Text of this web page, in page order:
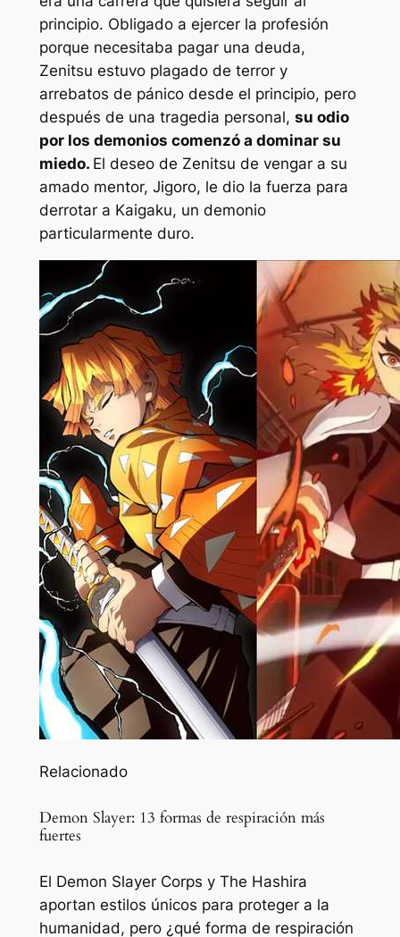
principio. Obligado a ejercer la profesión
porque necesitaba pagar una deuda,
Zenitsu estuvo plagado de terror y
arrebatos de pánico desde el principio, pero
después de una tragedia personal, su odio
por los demonios comenzó a dominar su
miedo. El deseo de Zenitsu de vengar a su
amado mentor, Jigoro, le dio la fuerza para
derrotar a Kaigaku, un demonio
particularmente duro.
Relacionado
Demon Slayer: 13 formas de respiración más
fuertes
El Demon Slayer Corps y The Hashira
aportan estilos únicos para proteger a la
humanidad, pero ¿qué forma de respiración